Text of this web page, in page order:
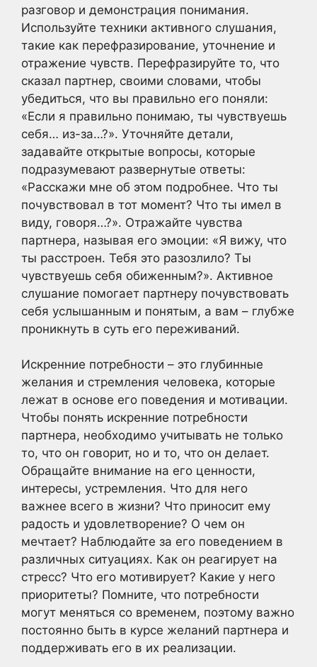
разговор и демонстрация понимания.
Используйте техники активного слушания,
такие как перефразирование, уточнение и
отражение чувств. Перефразируйте то, что
сказал партнер, своими словами, чтобы
убедиться, что вы правильно его поняли:
«Если я правильно понимаю, ты чувствуешь
себя… из-за…?». Уточняйте детали,
задавайте открытые вопросы, которые
подразумевают развернутые ответы:
«Расскажи мне об этом подробнее. Что ты
почувствовал в тот момент? Что ты имел в
виду, говоря…?». Отражайте чувства
партнера, называя его эмоции: «Я вижу, что
ты расстроен. Тебя это разозлило? Ты
чувствуешь себя обиженным?». Активное
слушание помогает партнеру почувствовать
себя услышанным и понятым, а вам – глубже
проникнуть в суть его переживаний.
Искренние потребности – это глубинные
желания и стремления человека, которые
лежат в основе его поведения и мотивации.
Чтобы понять искренние потребности
партнера, необходимо учитывать не только
то, что он говорит, но и то, что он делает.
Обращайте внимание на его ценности,
интересы, устремления. Что для него
важнее всего в жизни? Что приносит ему
радость и удовлетворение? О чем он
мечтает? Наблюдайте за его поведением в
различных ситуациях. Как он реагирует на
стресс? Что его мотивирует? Какие у него
приоритеты? Помните, что потребности
могут меняться со временем, поэтому важно
постоянно быть в курсе желаний партнера и
поддерживать его в их реализации.